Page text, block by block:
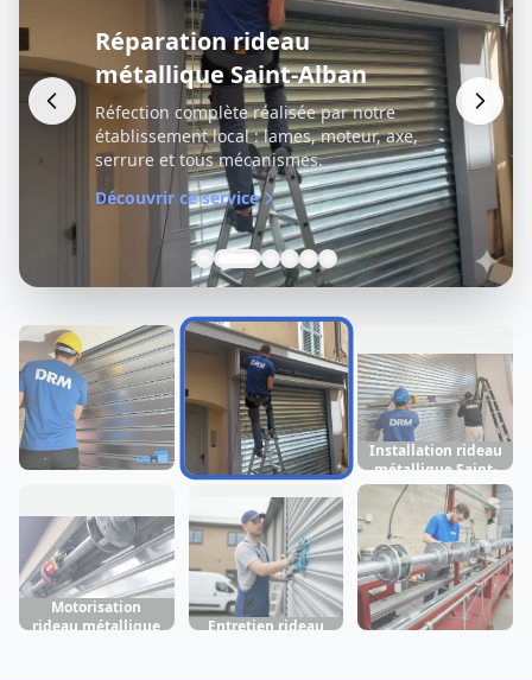
Réparation rideau
métallique Saint-Alban
Réfection complète réalisée par notre
établissement local : lames, moteur, axe,
serrure et tous mécanismes.
Découvrir ce service
Alban
Réparation rideau
métallique Saint-
Alban
Installation rideau
métallique Saint-
Alban
Motorisation
rideau métallique
Entretien rideau